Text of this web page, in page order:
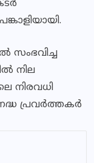
സംഭവിച്ച
നില
നിരവധി
പ്രവർത്തകർ